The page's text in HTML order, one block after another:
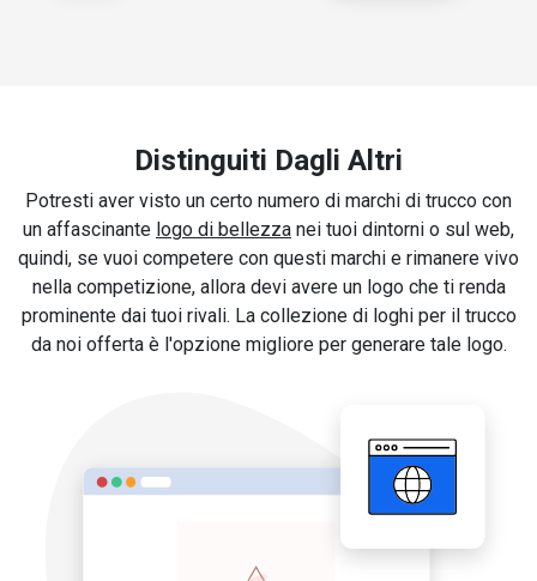
Distinguiti Dagli Altri
Potresti aver visto un certo numero di marchi di trucco con
un affascinante logo di bellezza nei tuoi dintorni o sul web,
quindi, se vuoi competere con questi marchi e rimanere vivo
nella competizione, allora devi avere un logo che ti renda
prominente dai tuoi rivali. La collezione di loghi per il trucco
da noi offerta è l'opzione migliore per generare tale logo.